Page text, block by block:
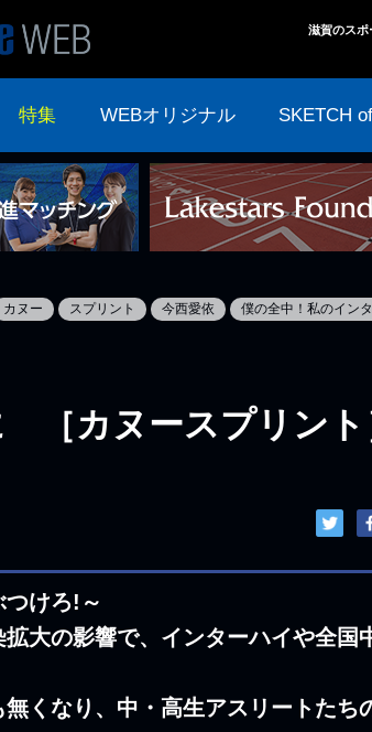
滋賀のスポ
特集 WEBオリジナル SKETCH
カヌー スプリント 今西愛依
僕の全中！私のイン
［カヌースプリント
つけろ!～
大の影響で、インターハイや全国
くなり、中・高生アスリートたち